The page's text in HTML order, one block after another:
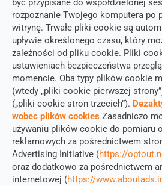
być przypisane do współdzielonej
rozpoznanie Twojego komputera po
witrynę. Trwałe pliki cookie są
upływie określonego czasu, który
zależności od pliku cookie. Pliki
ustawieniach bezpieczeństwa
momencie. Oba typy plików cookie
(wtedy „pliki cookie pierwszej
(„pliki cookie stron trzecich”).
wobec plików cookies Zasadniczo
używaniu plików cookie do pomiaru
reklamowych za pośrednictwem
Advertising Initiative (https://
oraz dodatkowo za pośrednictwem
internetowej (https://